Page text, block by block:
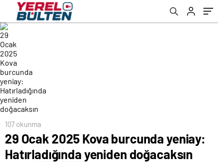
107 okunma
29 Ocak 2025 Kova burcunda yeniay:
Hatırladığında yeniden doğacaksın